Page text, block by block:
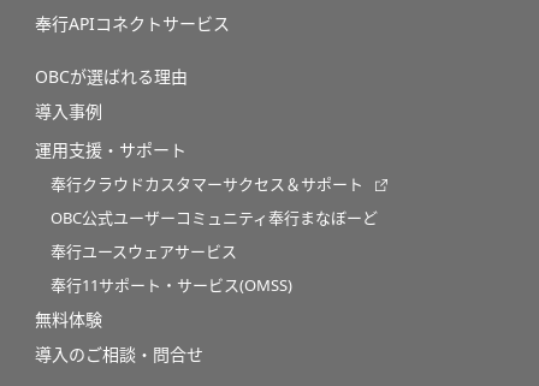
奉行APIコネクトサービス
OBCが選ばれる理由
導入事例
運用支援・サポート
奉行クラウドカスタマーサクセス＆サポート
OBC公式ユーザーコミュニティ奉行まなぼーど
奉行ユースウェアサービス
奉行11サポート・サービス(OMSS)
無料体験
導入のご相談・問合せ